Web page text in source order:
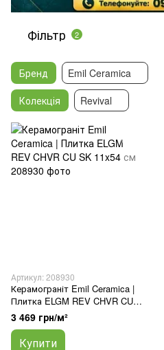
Фільтр 2
Бренд
Emil Ceramica
Колекція
Revival
Артикул: 208930
Керамограніт Emil Ceramica |
Плитка ELGM REV CHVR CU
SK 11x54 см
3 469 грн/м²
Купити